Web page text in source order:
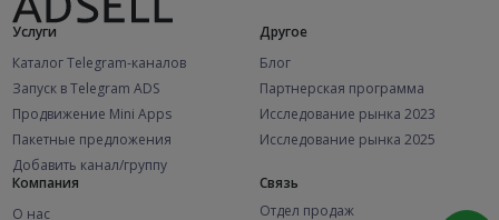
Услуги
Каталог Telegram-каналов
Запуск в Telegram ADS
Продвижение Mini Apps
Пакетные предложения
Добавить канал/группу
Другое
Блог
Партнерская программа
Исследование рынка 2023
Исследование рынка 2025
Компания
О нас
Связь
Отдел продаж